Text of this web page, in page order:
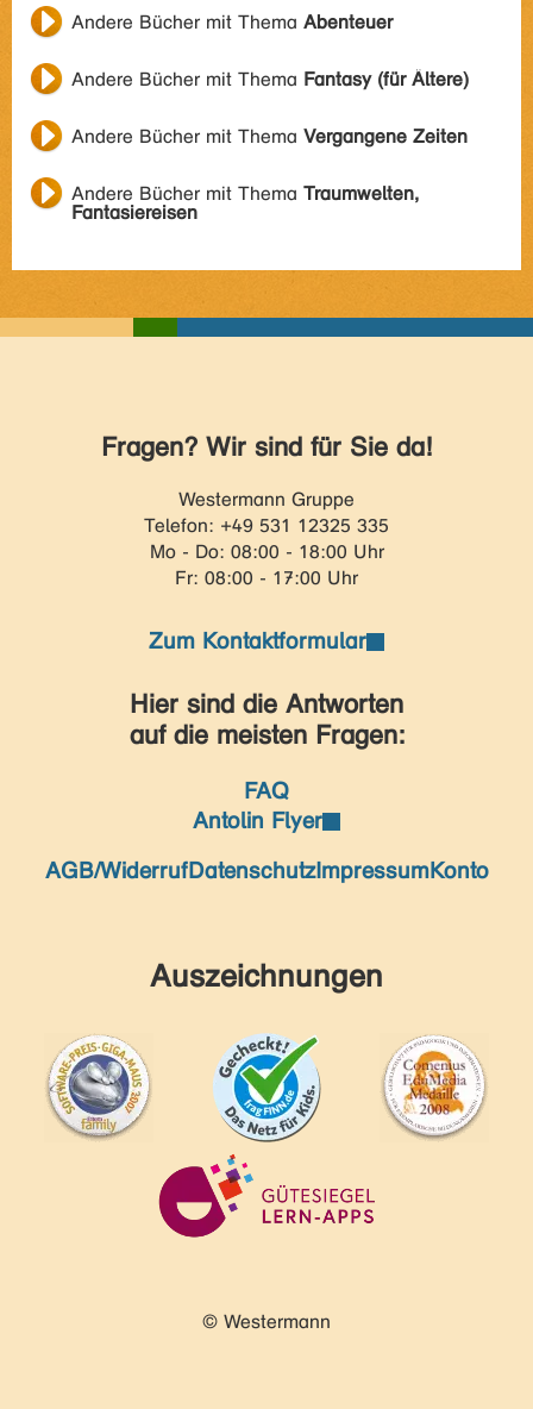
Andere Bücher mit Thema Abenteuer
Andere Bücher mit Thema Fantasy (für Ältere)
Andere Bücher mit Thema Vergangene Zeiten
Andere Bücher mit Thema Traumwelten,
Fantasiereisen